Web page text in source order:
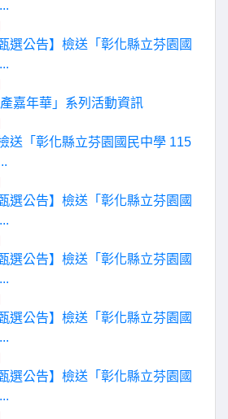
選公告】檢送「彰化縣立芬園國
產嘉年華」系列活動資訊
送「彰化縣立芬園國民中學 115
選公告】檢送「彰化縣立芬園國
選公告】檢送「彰化縣立芬園國
選公告】檢送「彰化縣立芬園國
選公告】檢送「彰化縣立芬園國